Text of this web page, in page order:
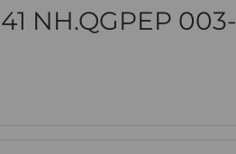
NH.QGPEP 003-